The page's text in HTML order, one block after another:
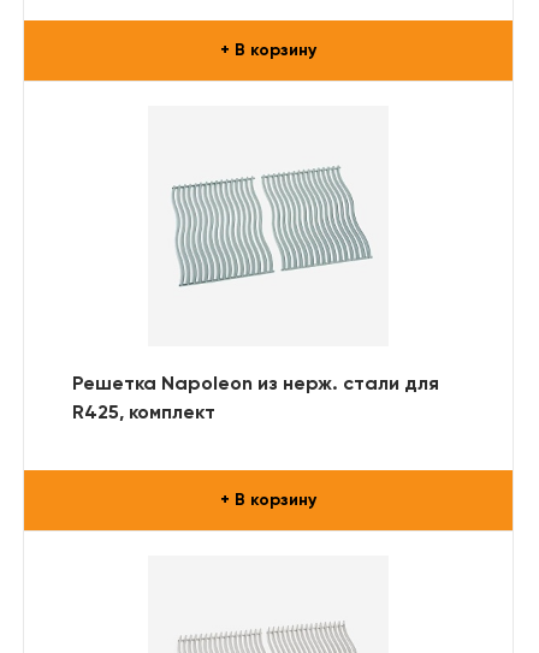
+ В корзину
Решетка Napoleon из нерж. стали для
R425, комплект
+ В корзину